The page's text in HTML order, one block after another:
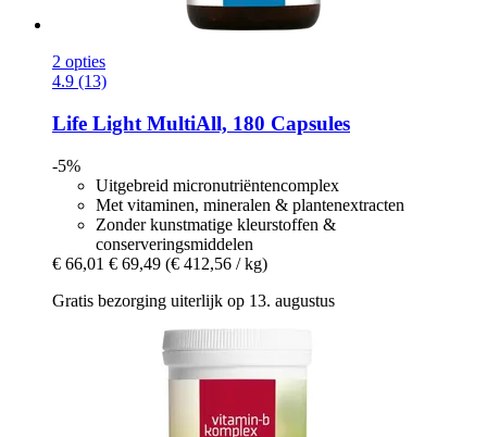
2 opties
4.9 (13)
Life Light MultiAll, 180 Capsules
-5%
Uitgebreid micronutriëntencomplex
Met vitaminen, mineralen & plantenextracten
Zonder kunstmatige kleurstoffen &
conserveringsmiddelen
€ 66,01 € 69,49 (€ 412,56 / kg)
Gratis bezorging uiterlijk op 13. augustus